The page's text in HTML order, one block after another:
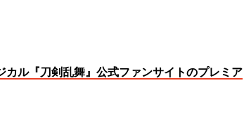
カル『刀剣乱舞』公式ファンサイトのプレミア